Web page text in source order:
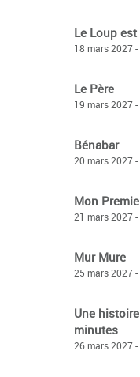
Le Loup
18 mars 2027 -
Le Père
19 mars 2027 -
Bénabar
20 mars 2027 -
Mon
21 mars 2027 -
Mur Mure
25 mars 2027 -
Une
minutes
26 mars 2027 -